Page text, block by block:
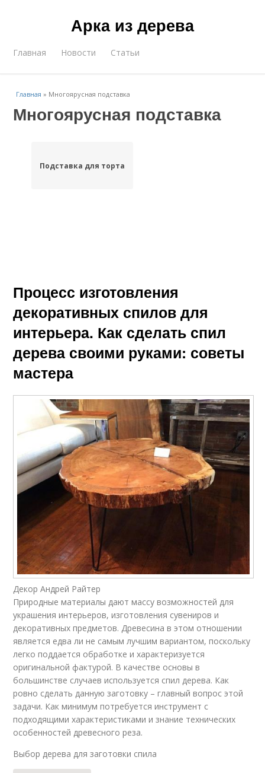
Арка из дерева
Главная Новости Статьи
Главная » Многоярусная подставка
Многоярусная подставка
Подставка для торта
Процесс изготовления
декоративных спилов для
интерьера. Как сделать спил
дерева своими руками: советы
мастера
Декор Андрей Райтер
Природные материалы дают массу возможностей для
украшения интерьеров, изготовления сувениров и
декоративных предметов. Древесина в этом отношении
является едва ли не самым лучшим вариантом, поскольку
легко поддается обработке и характеризуется
оригинальной фактурой. В качестве основы в
большинстве случаев используется спил дерева. Как
ровно сделать данную заготовку – главный вопрос этой
задачи. Как минимум потребуется инструмент с
подходящими характеристиками и знание технических
особенностей древесного реза.
Выбор дерева для заготовки спила